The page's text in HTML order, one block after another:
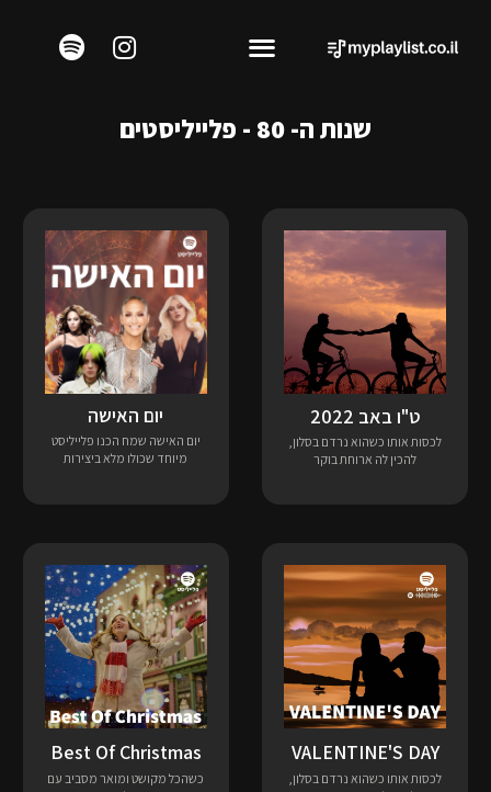
שנות ה- 80 - פלייליסטים
ט"ו באב 2022
לכסות אותו כשהוא נרדם בסלון,
להכין לה ארוחת בוקר
יום האישה
יום האישה שמח הכנו פלייליסט
מיוחד שכולו מלא ביצירות
VALENTINE'S DAY
לכסות אותו כשהוא נרדם בסלון,
Best Of Christmas
כשהכל מקושט ומואר מסביב עם